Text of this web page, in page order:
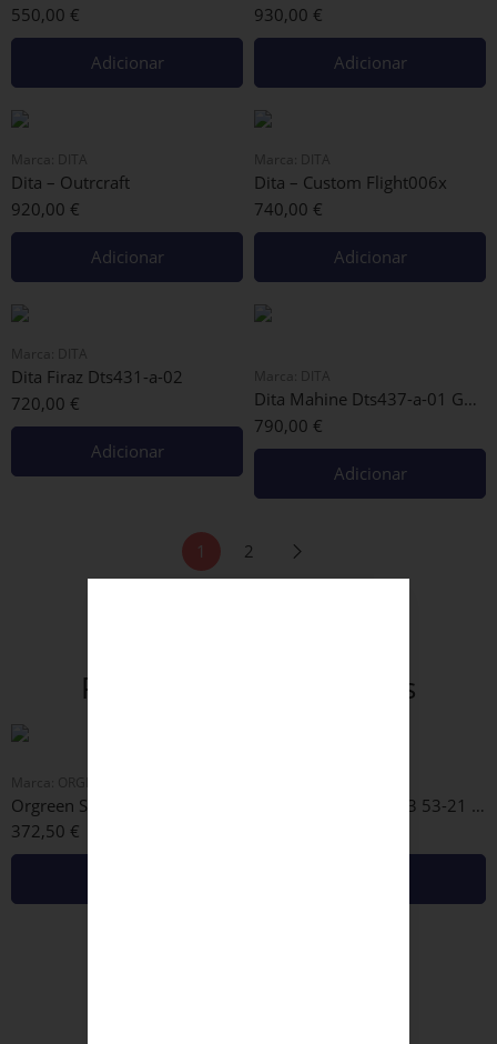
550,00 €
Adicionar
930,00 €
Adicionar
DITA
Dita – Outrcraft
920,00 €
Adicionar
DITA
Dita – Custom Flight006x
740,00 €
Adicionar
DITA
Dita Firaz Dts431-a-02
720,00 €
Adicionar
DITA
Dita Mahine Dts437-a-01 Gold
790,00 €
Adicionar
1 2
Produtos recomendados
ORGREEN
372,50 €
Orgreen Shock 01-33 53-21 145